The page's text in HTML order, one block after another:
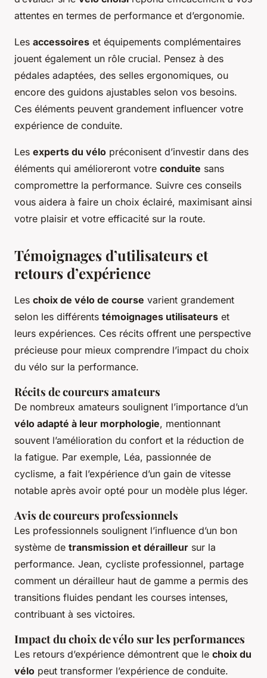
attentes en termes de performance et d’ergonomie.
Les accessoires et équipements complémentaires
jouent également un rôle crucial. Pensez à des
pédales adaptées, des selles ergonomiques, ou
encore des guidons ajustables selon vos besoins.
Ces éléments peuvent grandement influencer votre
expérience de conduite.
Les experts du vélo préconisent d’investir dans des
éléments qui amélioreront votre conduite sans
compromettre la performance. Suivre ces conseils
vous aidera à faire un choix éclairé, maximisant ainsi
votre plaisir et votre efficacité sur la route.
Témoignages d’utilisateurs et
retours d’expérience
Les choix de vélo de course varient grandement
selon les différents témoignages utilisateurs et
leurs expériences. Ces récits offrent une perspective
précieuse pour mieux comprendre l’impact du choix
du vélo sur la performance.
Récits de coureurs amateurs
De nombreux amateurs soulignent l’importance d’un
vélo adapté à leur morphologie, mentionnant
souvent l’amélioration du confort et la réduction de
la fatigue. Par exemple, Léa, passionnée de
cyclisme, a fait l’expérience d’un gain de vitesse
notable après avoir opté pour un modèle plus léger.
Avis de coureurs professionnels
Les professionnels soulignent l’influence d’un bon
système de transmission et dérailleur sur la
performance. Jean, cycliste professionnel, partage
comment un dérailleur haut de gamme a permis des
transitions fluides pendant les courses intenses,
contribuant à ses victoires.
Impact du choix de vélo sur les performances
Les retours d’expérience démontrent que le choix du
vélo peut transformer l’expérience de conduite.